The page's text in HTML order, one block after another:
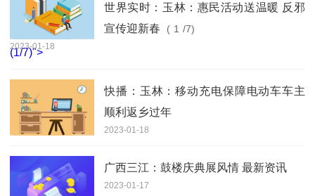
世界实时：玉林：惠民活动送温暖 反邪
宣传迎新春
( 1 /7)
2023-01-18
(1/7)">
快播：玉林：移动充电保障电动车车主
顺利返乡过年
2023-01-18
广西三江：鼓楼庆典展风情 最新资讯
2023-01-17